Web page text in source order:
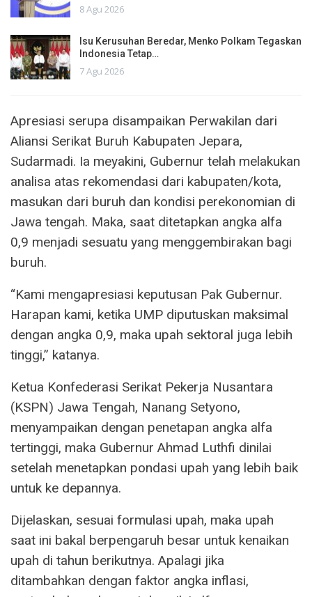
8 Agu 2026
Isu Kerusuhan Beredar, Menko Polkam Tegaskan
Indonesia Tetap…
7 Agu 2026
Apresiasi serupa disampaikan Perwakilan dari
Aliansi Serikat Buruh Kabupaten Jepara,
Sudarmadi. Ia meyakini, Gubernur telah melakukan
analisa atas rekomendasi dari kabupaten/kota,
masukan dari buruh dan kondisi perekonomian di
Jawa tengah. Maka, saat ditetapkan angka alfa
0,9 menjadi sesuatu yang menggembirakan bagi
buruh.
“Kami mengapresiasi keputusan Pak Gubernur.
Harapan kami, ketika UMP diputuskan maksimal
dengan angka 0,9, maka upah sektoral juga lebih
tinggi,” katanya.
Ketua Konfederasi Serikat Pekerja Nusantara
(KSPN) Jawa Tengah, Nanang Setyono,
menyampaikan dengan penetapan angka alfa
tertinggi, maka Gubernur Ahmad Luthfi dinilai
setelah menetapkan pondasi upah yang lebih baik
untuk ke depannya.
Dijelaskan, sesuai formulasi upah, maka upah
saat ini bakal berpengaruh besar untuk kenaikan
upah di tahun berikutnya. Apalagi jika
ditambahkan dengan faktor angka inflasi,